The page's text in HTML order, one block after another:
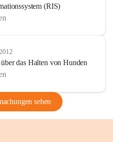
(RIS)
das Halten von Hunden
sehen